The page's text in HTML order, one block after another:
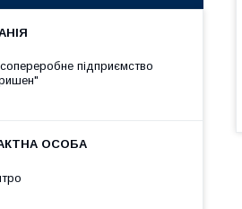
підприємство